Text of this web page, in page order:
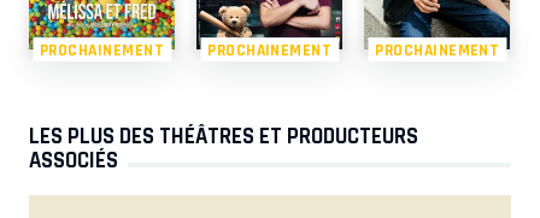
PROCHAINEMENT PROCHAINEMENT PROCHAINEMENT
LES PLUS DES THÉÂTRES ET PRODUCTEURS
ASSOCIÉS